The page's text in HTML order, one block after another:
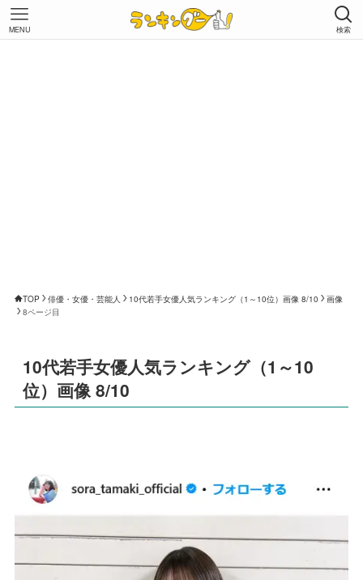
検索
MENU
TOP 俳優・女優・芸能人 10代若手女優人気ランキング（1～10位）画像 8/10
画像
8ページ目
10代若手女優人気ランキング（1～10
位）画像 8/10